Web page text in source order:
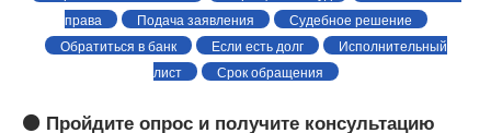
права
Подача заявления
Судебное решение
Обратиться в банк
Если есть долг
Исполнительный
лист
Срок обращения
🟠 Пройдите опрос и получите консультацию